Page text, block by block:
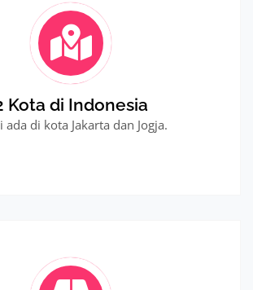
Kota di Indonesia
ada di kota Jakarta dan Jogja.